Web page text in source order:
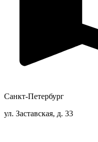
Санкт-Петербург
ул. Заставская, д. 33